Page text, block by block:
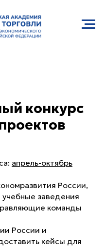
конкурс
апрель-октябрь
России,
заведения
команды
России и
кейсы для